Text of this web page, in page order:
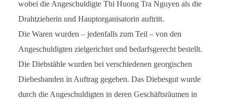
wobei die Angeschuldigte Thi Huong Tra Nguyen als die
Drahtzieherin und Hauptorganisatorin auftritt.
Die Waren wurden – jedenfalls zum Teil – von den
Angeschuldigten zielgerichtet und bedarfsgerecht bestellt.
Die Diebstähle wurden bei verschiedenen georgischen
Diebesbanden in Auftrag gegeben. Das Diebesgut wurde
durch die Angeschuldigten in deren Geschäftsräumen in